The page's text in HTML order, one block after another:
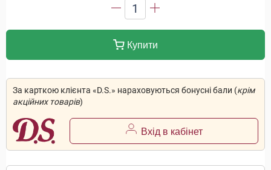
1
Купити
За карткою клієнта «D.S.» нараховуються бонусні бали (крім
акційних товарів)
Вхід в кабінет